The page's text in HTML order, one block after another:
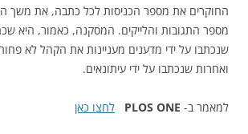
החוקרים את מספר הכניסות לכל כתבה, את משך
מספר התגובות והלייקים. המסקנה, כאמור, היא
שנכתבו על ידי מדענים מעניינות את הקהל לא
ואחרות שנכתבו על ידי עיתונאים.
למאמר ב- PLOS ONE לחצו כאן